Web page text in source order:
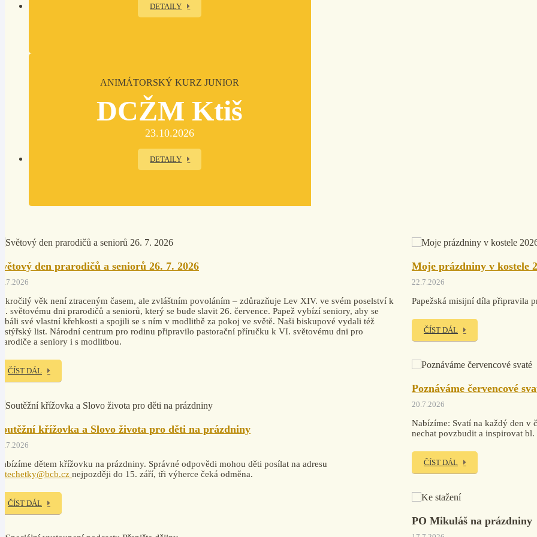
DETAILY
ANIMÁTORSKÝ KURZ JUNIOR
DCŽM Ktiš
23.10.2026
DETAILY
den prarodičů a seniorů 26. 7. 2026
věk není ztraceným časem, ale zvláštním povoláním – zdůrazňuje Lev XIV. ve svém poselství k
světovému dni prarodičů a seniorů, který se bude slavit 26. července. Papež vybízí seniory, aby se
své vlastní křehkosti a spojili se s ním v modlitbě za pokoj ve světě. Naši biskupové vydali též
list. Národní centrum pro rodinu připravilo pastorační příručku k VI. světovému dni pro
a seniory i s modlitbou.
ČÍST DÁL
křížovka a Slovo života pro děti na prázdniny
dětem křížovku na prázdniny. Správné odpovědi mohou děti posílat na adresu
nejpozději do 15. září, tři výherce čeká odměna.
ČÍST DÁL
Moje prázdniny v kostele
22.7.2026
Papežská misijní díla připravila
ČÍST DÁL
Poznáváme červencové
20.7.2026
Nabízíme: Svatí na každý den v
nechat povzbudit a inspirovat
ČÍST DÁL
PO Mikuláš na prázdniny